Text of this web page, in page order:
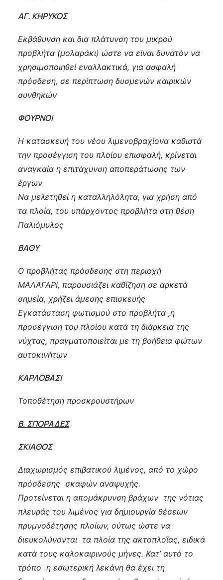
ΑΓ. ΚΗΡΥΚΟΣ
Εκβάθυνση και δια πλάτυνση του μικρού
προβλήτα (μολαράκι) ώστε να είναι δυνατόν να
χρησιμοποιηθεί εναλλακτικά, για ασφαλή
πρόσδεση, σε περίπτωση δυσμενών καιρικών
συνθηκών
ΦΟΥΡΝΟΙ
Η κατασκευή του νέου λιμενοβραχίονα καθιστά
την προσέγγιση του πλοίου επισφαλή, κρίνεται
αναγκαία η επιτάχυνση αποπεράτωσης των
έργων
Να μελετηθεί η καταλληλόλητα, για χρήση από
τα πλοία, του υπάρχοντος προβλήτα στη θέση
Παλιόμυλος
ΒΑΘΥ
Ο προβλήτας πρόσδεσης στη περιοχή
ΜΑΛΑΓΑΡΙ, παρουσιάζει καθίζηση σε αρκετά
σημεία, χρήζει άμεσης επισκευής
Εγκατάσταση φωτισμού στο προβλήτα ,η
προσέγγιση του πλοίου κατά τη διάρκεια της
νύχτας, πραγματοποιείται με τη βοήθεια φώτων
αυτοκινήτων
ΚΑΡΛΟΒΑΣΙ
Τοποθέτηση προσκρουστήρων
Β. ΣΠΟΡΑΔΕΣ
ΣΚΙΑΘΟΣ
Διαχωρισμός επιβατικού λιμένος, από το χώρο
πρόσδεσης σκαφών αναψυχής.
Προτείνεται η απομάκρυνση βράχων της νότιας
πλευράς του λιμένος για δημιουργία θέσεων
πρυμνοδέτησης πλοίων, ούτως ώστε να
διευκολύνονται τα πλοία της ακτοπλοΐας, ειδικά
κατά τους καλοκαιρινούς μήνες. Κατ’ αυτό το
τρόπο η εσωτερική λεκάνη θα έχει τη